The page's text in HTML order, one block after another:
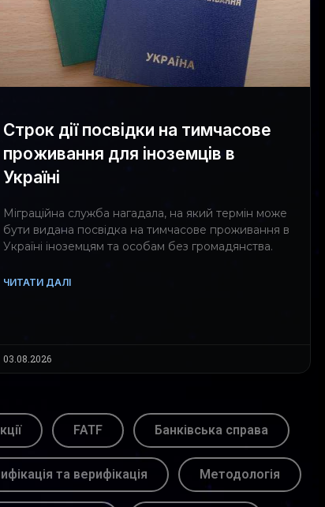
Строк дії посвідки на тимчасове
проживання для іноземців в
Україні
Міграційна служба нагадала, на який термін може
бути видана посвідка на тимчасове проживання в
Україні іноземцям та особам без громадянства.
ЧИТАТИ ДАЛІ
03.08.2026
FATF Банківська справа
та верифікація Методологія